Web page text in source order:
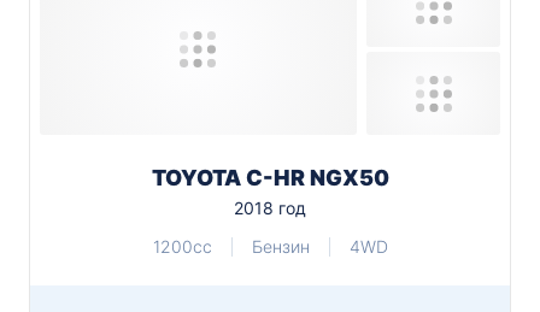
TOYOTA C-HR NGX50
2018 год
1200cc
Бензин 4WD